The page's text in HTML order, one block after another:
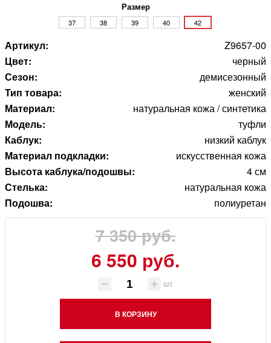
Размер
37 38 39 40 42
Артикул:
Z9657-00
Цвет:
черный
Сезон:
демисезонный
Тип товара:
женский
Материал:
натуральная кожа / синтетика
Модель:
туфли
Каблук:
низкий каблук
Материал подкладки:
искусственная кожа
Высота каблука/подошвы:
4 см
Стелька:
натуральная кожа
Подошва:
полиуретан
7 350 руб.
6 550 руб.
шт
В КОРЗИНУ